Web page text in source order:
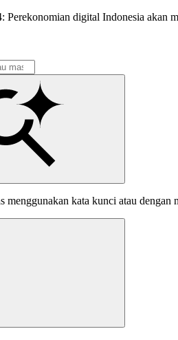
Perekonomian digital Indonesia akan
menggunakan kata kunci atau dengan